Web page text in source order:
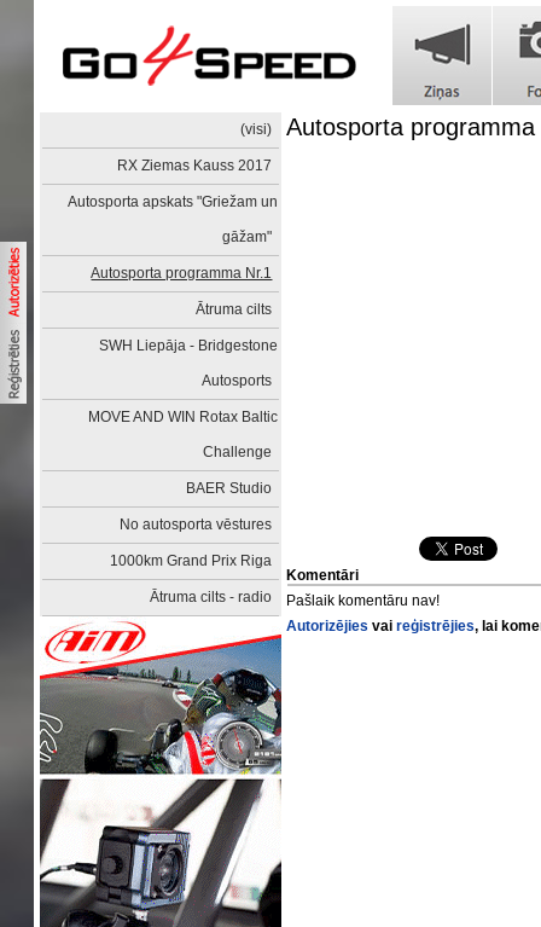
(visi)
RX Ziemas Kauss 2017
Autosporta apskats "Griežam un
gāžam"
Autosporta programma Nr.1
Ātruma cilts
SWH Liepāja - Bridgestone
Autosports
MOVE AND WIN Rotax Baltic
Challenge
BAER Studio
No autosporta vēstures
1000km Grand Prix Riga
Ātruma cilts - radio
Autosporta
Komentāri
Pašlaik komentāru nav!
Autorizējies vaireģistrējies, lai